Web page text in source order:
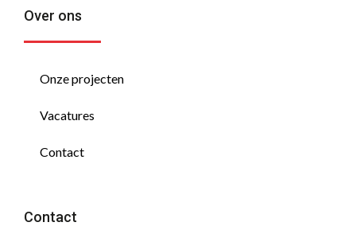
Over ons
Onze projecten
Vacatures
Contact
Contact